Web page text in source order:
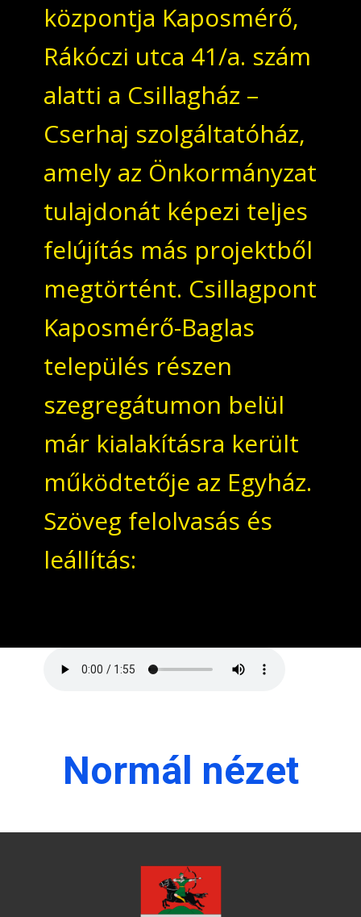
központja Kaposmérő,
Rákóczi utca 41/a. szám
alatti a Csillagház –
Cserhaj szolgáltatóház,
amely az Önkormányzat
tulajdonát képezi teljes
felújítás más projektből
megtörtént. Csillagpont
Kaposmérő-Baglas
település részen
szegregátumon belül
már kialakításra került
működtetője az Egyház.
Szöveg felolvasás és
leállítás:
Normál nézet